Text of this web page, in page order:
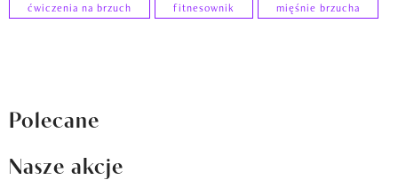
ćwiczenia na brzuch fitnesownik mięśnie brzucha
Polecane
Nasze akcje